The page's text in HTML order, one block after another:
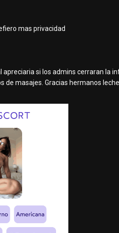
mas privacidad
si los admins cerraran la
de masajes. Gracias hermanos